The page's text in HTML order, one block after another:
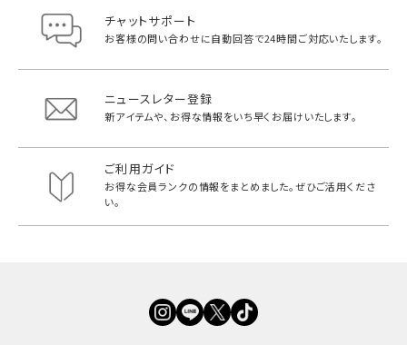
チャットサポート
お客様の問い合わせに自動回答で24時間ご対応いたします。
ニュースレター登録
新アイテムや、お得な情報をいち早く お届けいたします。
ご利用ガイド
お得な会員ランクの情報をまとめました。ぜひご活用くださ
い。